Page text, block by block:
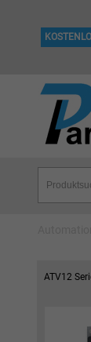
ATV12